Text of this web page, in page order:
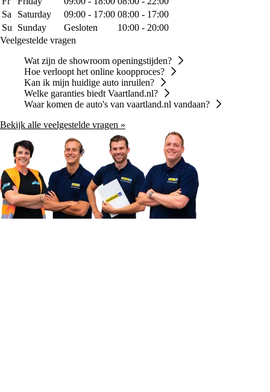
Sa
Saturday 09:00 - 17:00 08:00 - 17:00
Su
Sunday Gesloten
10:00 - 20:00
Veelgestelde vragen
Wat zijn de showroom openingstijden?
Hoe verloopt het online koopproces?
Kan ik mijn huidige auto inruilen?
Welke garanties biedt Vaartland.nl?
Waar komen de auto's van vaartland.nl vandaan?
Bekijk alle veelgestelde vragen »